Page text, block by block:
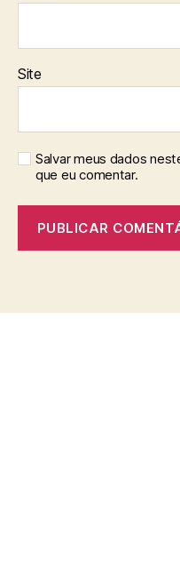
Site
Salvar meus dados
que eu comentar.